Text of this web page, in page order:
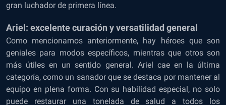
gran luchador de primera línea.
Ariel: excelente curación y versatilidad general
Como mencionamos anteriormente, hay héroes que son
geniales para modos específicos, mientras que otros son
más útiles en un sentido general. Ariel cae en la última
categoría, como un sanador que se destaca por mantener al
equipo en plena forma. Con su habilidad especial, no solo
puede restaurar una tonelada de salud a todos los